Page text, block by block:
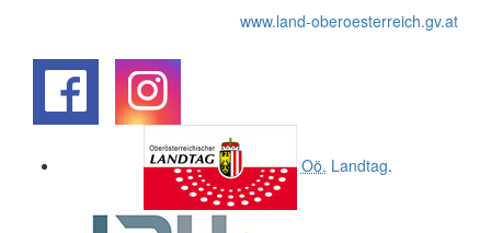
www.land-oberoesterreich.gv.at
Oö. Landtag.